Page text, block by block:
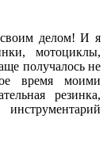
делом! И я
мотоциклы,
получалось не
время моими
резинка,